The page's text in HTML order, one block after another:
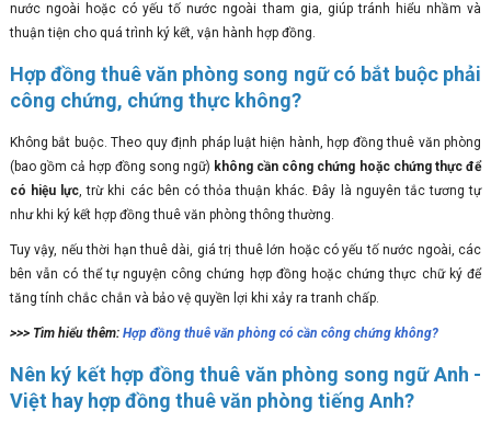
nước ngoài hoặc có yếu tố nước ngoài tham gia, giúp tránh hiểu nhầm và
thuận tiện cho quá trình ký kết, vận hành hợp đồng.
Hợp đồng thuê văn phòng song ngữ có bắt buộc phải
công chứng, chứng thực không?
Không bắt buộc. Theo quy định pháp luật hiện hành, hợp đồng thuê văn phòng
(bao gồm cả hợp đồng song ngữ) không cần công chứng hoặc chứng thực để
có hiệu lực, trừ khi các bên có thỏa thuận khác. Đây là nguyên tắc tương tự
như khi ký kết hợp đồng thuê văn phòng thông thường.
Tuy vậy, nếu thời hạn thuê dài, giá trị thuê lớn hoặc có yếu tố nước ngoài, các
bên vẫn có thể tự nguyện công chứng hợp đồng hoặc chứng thực chữ ký để
tăng tính chắc chắn và bảo vệ quyền lợi khi xảy ra tranh chấp.
>>> Tìm hiểu thêm: Hợp đồng thuê văn phòng có cần công chứng không?
Nên ký kết hợp đồng thuê văn phòng song ngữ Anh -
Việt hay hợp đồng thuê văn phòng tiếng Anh?